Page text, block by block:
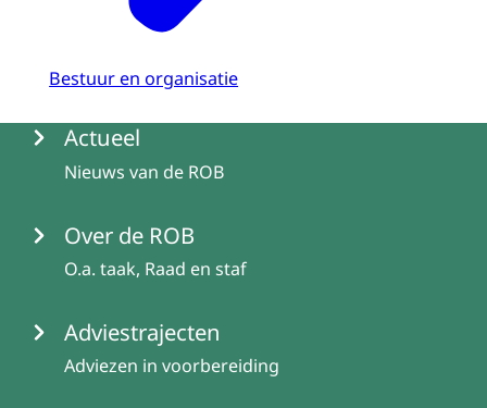
Bestuur en organisatie
MenuActueel
Nieuws van de ROB
Over de ROB
O.a. taak, Raad en staf
Adviestrajecten
Adviezen in voorbereiding